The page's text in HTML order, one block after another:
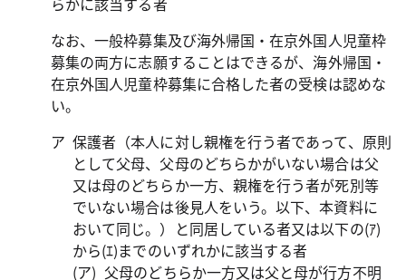
なお、一般枠募集及び海外帰国・在京外国人児童枠
募集の両方に志願することはできるが、海外帰国・
在京外国人児童枠募集に合格した者の受検は認めな
い。
保護者（本人に対し親権を行う者であって、原則
として父母、父母のどちらかがいない場合は父
又は母のどちらか一方、親権を行う者が死別等
でいない場合は後見人をいう。以下、本資料に
おいて同じ。）と同居している者又は以下の(ｱ)
から(ｴ)までのいずれかに該当する者
父母のどちらか一方又は父と母が行方不明